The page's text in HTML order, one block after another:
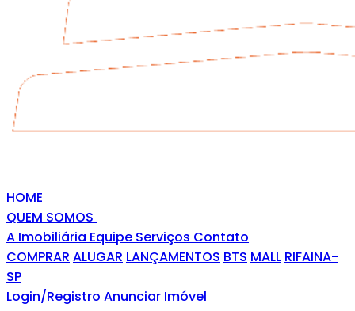
HOME
QUEM SOMOS
A Imobiliária Equipe Serviços Contato
COMPRAR ALUGAR LANÇAMENTOS BTS MALL RIFAINA-
SP
Login/Registro Anunciar Imóvel